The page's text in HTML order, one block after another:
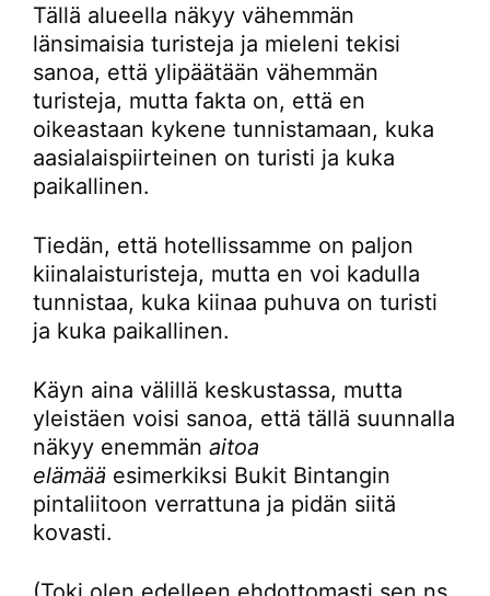
Tällä alueella näkyy vähemmän
länsimaisia turisteja ja mieleni tekisi
sanoa, että ylipäätään vähemmän
turisteja, mutta fakta on, että en
oikeastaan kykene tunnistamaan, kuka
aasialaispiirteinen on turisti ja kuka
paikallinen.
Tiedän, että hotellissamme on paljon
kiinalaisturisteja, mutta en voi kadulla
tunnistaa, kuka kiinaa puhuva on turisti
ja kuka paikallinen.
Käyn aina välillä keskustassa, mutta
yleistäen voisi sanoa, että tällä suunnalla
näkyy enemmän aitoa
elämää esimerkiksi Bukit Bintangin
pintaliitoon verrattuna ja pidän siitä
kovasti.